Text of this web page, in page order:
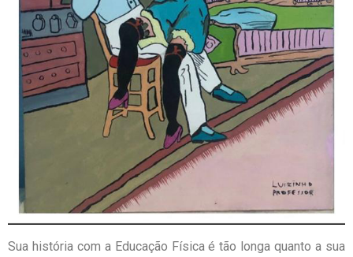
Sua história com a Educação Física é tão longa quanto a sua